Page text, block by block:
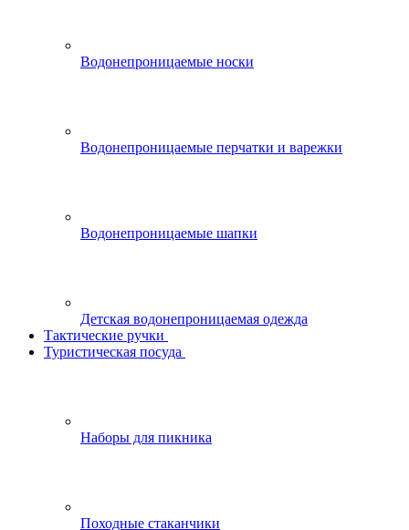
Водонепроницаемые носки
Водонепроницаемые перчатки и варежки
Водонепроницаемые шапки
Детская водонепроницаемая одежда
Тактические ручки
Туристическая посуда
Наборы для пикника
Походные стаканчики